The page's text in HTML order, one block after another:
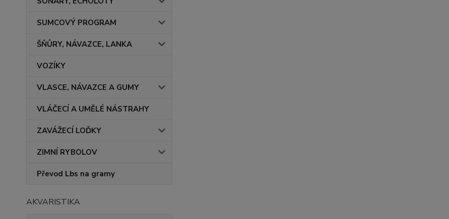
SUMCOVÝ PROGRAM
ŠŇŮRY, NÁVAZCE, LANKA
VOZÍKY
VLASCE, NÁVAZCE A GUMY
VLÁČECÍ A UMĚLÉ NÁSTRAHY
ZAVÁŽECÍ LOĎKY
ZIMNÍ RYBOLOV
Převod Lbs na gramy
AKVARISTIKA